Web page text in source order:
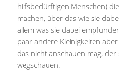
hilfsbedürftigen Menschen)
machen, über das wie sie
allem was sie dabei
paar andere Kleinigkeiten
das nicht anschauen mag, der
wegschauen.